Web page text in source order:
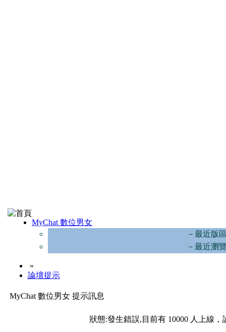
MyChat 數位男女
－最近版
－最近瀏
»
論壇提示
MyChat 數位男女 提示訊息
狀態:發生錯誤,目前有 10000 人上線